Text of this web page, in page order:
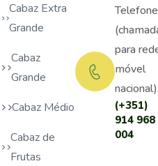
Cabaz Extra
Grande
Cabaz
Grande
Cabaz Médio
Cabaz de
Frutas
(+351)
914 968
004
Telefone
para
móvel